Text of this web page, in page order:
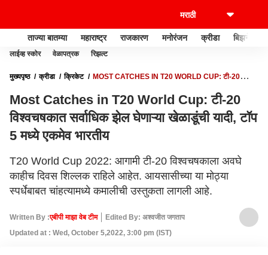
ताज्या बातम्या महाराष्ट्र राजकारण मनोरंजन क्रीडा बिझनेस
लाईव्ह स्कोर वेळापत्रक रिझल्ट
मुख्यपृष्ठ क्रीडा क्रिकेट
MOST CATCHES IN T20 WORLD CUP: टी-20
Most Catches in T20 World Cup: टी-20
विश्वचषकात सर्वाधिक झेल घेणाऱ्या खेळाडूंची यादी, टॉप
5 मध्ये एकमेव भारतीय
T20 World Cup 2022: आगामी टी-20 विश्वचषकाला अवघे
काहीच दिवस शिल्लक राहिले आहेत. आयसासीच्या या मोठ्या
स्पर्धेबाबत चांहत्यामध्ये कमालीची उस्तुकता लागली आहे.
Written By :एबीपी माझा वेब टीम
Edited By: अश्वजीत जगताप
Updated at : Wed, October 5,2022, 3:00 pm (IST)